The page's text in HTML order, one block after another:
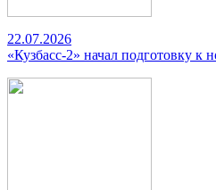
22.07.2026
«Кузбасс-2» начал подготовку к